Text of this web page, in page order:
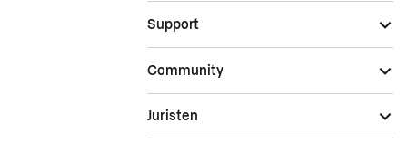
Support
Community
Juristen